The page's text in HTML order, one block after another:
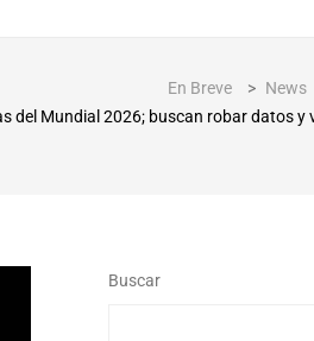
En Breve > News
del Mundial 2026; buscan robar datos y
Buscar